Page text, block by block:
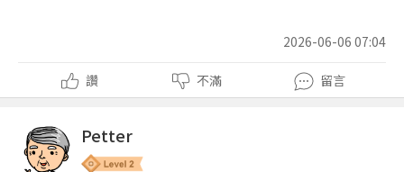
2026-06-06 07:04
讚 不滿 留言
Petter